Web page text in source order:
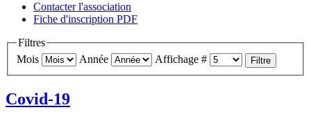
Contacter l'association
Fiche d'inscription PDF
Filtres
Mois
Année Affichage # Filtre
Covid-19